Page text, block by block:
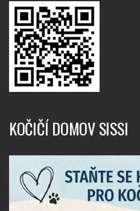
KOČIČÍ DOMOV SISSI